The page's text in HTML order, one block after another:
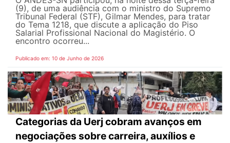
(9), de uma audiência com o ministro do Supremo
Tribunal Federal (STF), Gilmar Mendes, para tratar
do Tema 1218, que discute a aplicação do Piso
Salarial Profissional Nacional do Magistério. O
encontro ocorreu...
Publicado em: 10 de Junho de 2026
Categorias da Uerj cobram avanços em
negociações sobre carreira, auxílios e